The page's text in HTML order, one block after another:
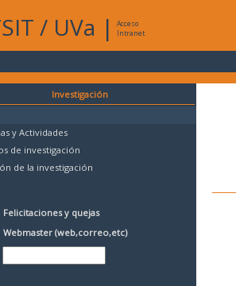
/ UVa |
Acceso
Intranet
Investigación
y Actividades
de investigación
de la investigación
Felicitaciones y quejas
Webmaster (web,correo,etc)